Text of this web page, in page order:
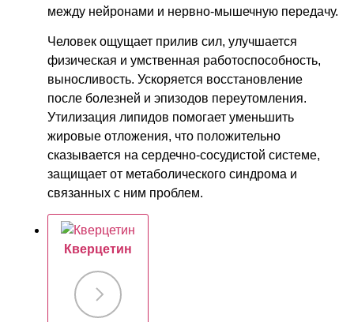
между нейронами и нервно-мышечную передачу.
Человек ощущает прилив сил, улучшается
физическая и умственная работоспособность,
выносливость. Ускоряется восстановление
после болезней и эпизодов переутомления.
Утилизация липидов помогает уменьшить
жировые отложения, что положительно
сказывается на сердечно-сосудистой системе,
защищает от метаболического синдрома и
связанных с ним проблем.
Кверцетин